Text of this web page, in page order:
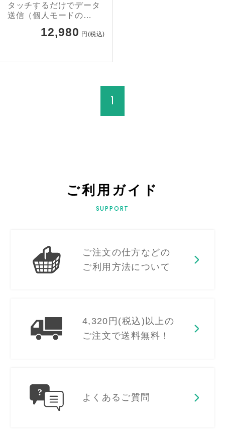
タッチするだけでデータ
送信（個人モードの
12,980 円(税込)
1
ご利用ガイド
SUPPORT
ご注文の仕方などの
ご利用方法について
4,320円(税込)以上の
ご注文で送料無料！
よくあるご質問